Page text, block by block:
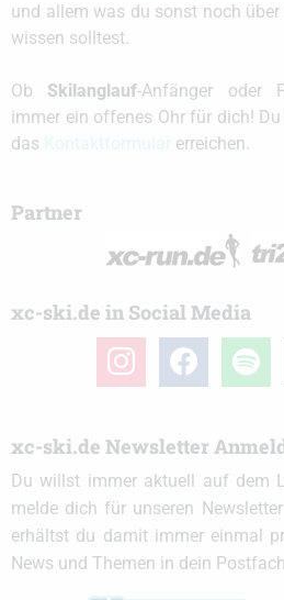
und allem was du sonst noch
wissen solltest.
Ob Skilanglauf-Anfänger oder
immer ein offenes Ohr für dich!
das
erreichen.
Partner
xc-ski.de in Social Media
instagramfacebook spotify
xc-ski.de Newsletter
Du willst immer aktuell auf dem
melde dich für unseren
erhältst du damit immer einmal
News und Themen in dein